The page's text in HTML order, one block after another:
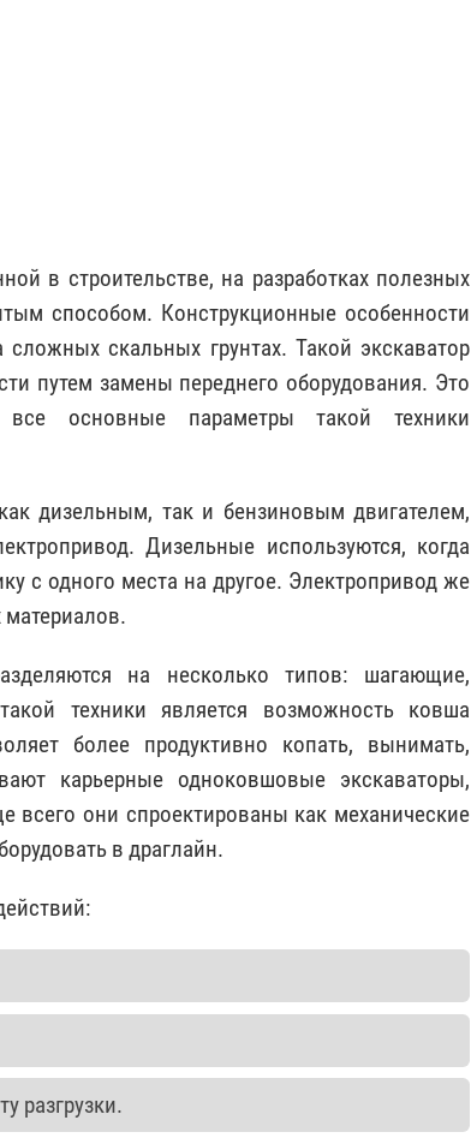
в строительстве, на разработках полезных
способом. Конструкционные особенности
скальных грунтах. Такой экскаватор
путем замены переднего оборудования. Это
основные параметры такой техники
дизельным, так и бензиновым двигателем,
Дизельные используются, когда
с одного места на другое. Электропривод же
на несколько типов: шагающие,
техники является возможность ковша
более продуктивно копать, вынимать,
карьерные одноковшовые экскаваторы,
всего они спроектированы как механические
в драглайн.
разгрузки.